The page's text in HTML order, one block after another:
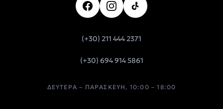
(+30) 211 444 2371
(+30) 694 914 5861
ΔΕΥΤΈΡΑ – ΠΑΡΑΣΚΕΥΉ, 10:00 – 18:00